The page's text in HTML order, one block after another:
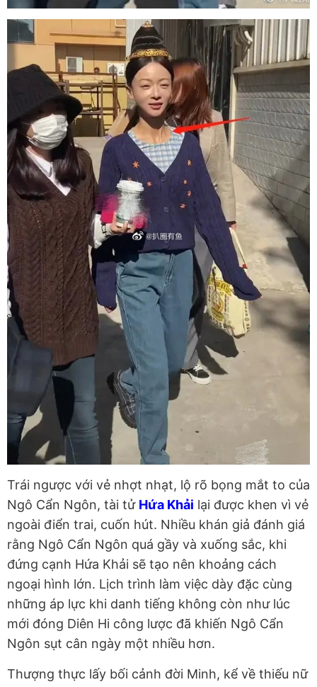
Trái ngược với vẻ nhợt nhạt, lộ rõ bọng mắt to của
Ngô Cẩn Ngôn, tài tử Hứa Khải lại được khen vì vẻ
ngoài điển trai, cuốn hút. Nhiều khán giả đánh giá
rằng Ngô Cẩn Ngôn quá gầy và xuống sắc, khi
đứng cạnh Hứa Khải sẽ tạo nên khoảng cách
ngoại hình lớn. Lịch trình làm việc dày đặc cùng
những áp lực khi danh tiếng không còn như lúc
mới đóng Diên Hi công lược đã khiến Ngô Cẩn
Ngôn sụt cân ngày một nhiều hơn.
Thượng thực lấy bối cảnh đời Minh, kể về thiếu nữ